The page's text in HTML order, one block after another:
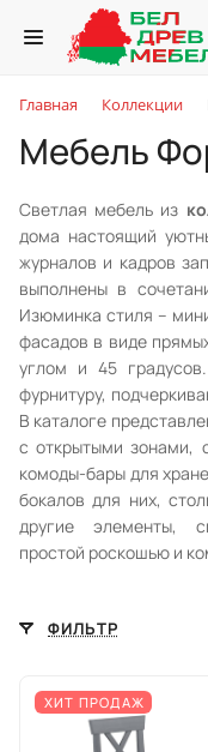
Главная Коллекции
Мебель
Светлая мебель из
дома настоящий
журналов и кадров
выполнены в
Изюминка стиля –
фасадов в виде
углом и 45
фурнитуру,
В каталоге
с открытыми зонами,
комоды-бары для
бокалов для них,
другие элементы,
простой роскошью и
ФИЛЬТР
ХИТ ПРОДАЖ